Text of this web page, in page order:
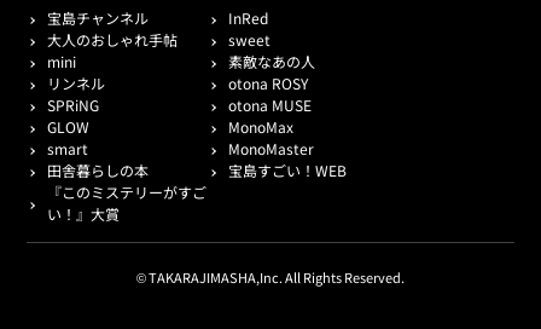
宝島チャンネル
InRed
大人のおしゃれ手帖
sweet
mini
素敵なあの人
リンネル
otona ROSY
SPRiNG
otona MUSE
GLOW
MonoMax
smart
MonoMaster
田舎暮らしの本
宝島すごい！WEB
『このミステリーがすご
い！』大賞
© TAKARAJIMASHA,Inc. All Rights Reserved.